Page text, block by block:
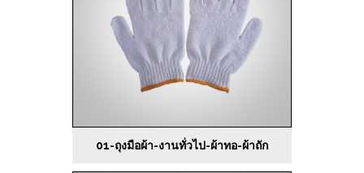
01-ถุงมือผ้า-งานทั่วไป-ผ้าทอ-ผ้าถัก